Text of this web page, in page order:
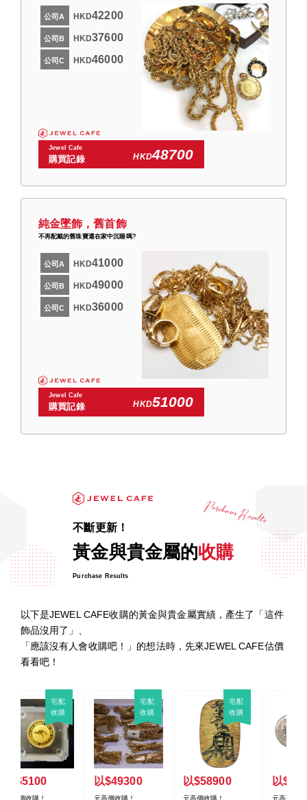
公司A HKD42200
公司B HKD37600
公司C HKD46000
Jewel Cafe
購買記錄 HKD48700
純金墜飾，舊首飾
不再配戴的舊珠寶還在家中沉睡嗎?
公司A HKD41000
公司B HKD49000
公司C HKD36000
Jewel Cafe
購買記錄 HKD51000
不斷更新！
黃金與貴金屬的收購
Purchase Results
以下是JEWEL CAFE收購的黃金與貴金屬實績，產生了「這件
飾品沒用了」、
「應該沒有人會收購吧！」的想法時，先來JEWEL CAFE估價
看看吧！
以$7500
元高價收購！
以$1000
元高價收購！
以$3800
元高價收購！